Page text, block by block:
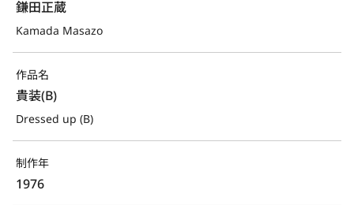
鎌田正蔵
Kamada Masazo
作品名
貴装(B)
Dressed up (B)
制作年
1976